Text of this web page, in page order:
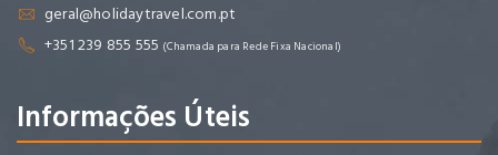
geral@holidaytravel.com.pt
+351 239 855 555 (Chamada para Rede Fixa Nacional)
Informações Úteis